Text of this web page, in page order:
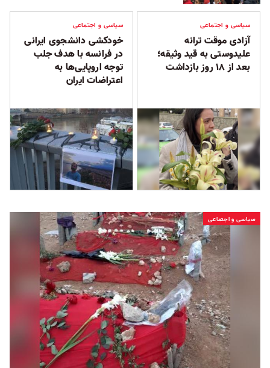
سیاسی و اجتماعی
آزادی موقت ترانه
علیدوستی به قید وثیقه؛
بعد از ۱۸ روز بازداشت
سیاسی و اجتماعی
خودکشی دانشجوی ایرانی
در فرانسه با هدف جلب
توجه اروپایی‌ها به
اعتراضات ایران
سیاسی و اجتماعی